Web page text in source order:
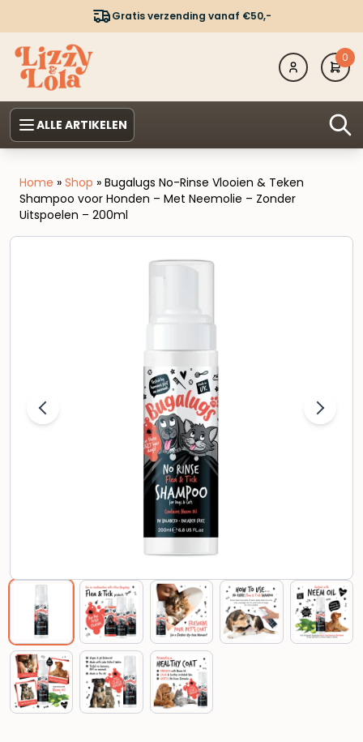
Gratis verzending vanaf €50,-
0
ALLE ARTIKELEN
Home » Shop » Bugalugs No-Rinse Vlooien & Teken
Shampoo voor Honden – Met Neemolie – Zonder
Uitspoelen – 200ml